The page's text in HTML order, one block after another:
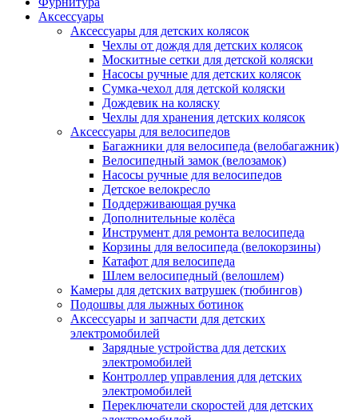
Аксессуары
Аксессуары для детских колясок
Чехлы от дождя для детских колясок
Москитные сетки для детской коляски
Насосы ручные для детских колясок
Сумка-чехол для детской коляски
Дождевик на коляску
Чехлы для хранения детских колясок
Аксессуары для велосипедов
Багажники для велосипеда (велобагажник)
Велосипедный замок (велозамок)
Насосы ручные для велосипедов
Детское велокресло
Поддерживающая ручка
Дополнительные колёса
Инструмент для ремонта велосипеда
Корзины для велосипеда (велокорзины)
Катафот для велосипеда
Шлем велосипедный (велошлем)
Камеры для детских ватрушек (тюбингов)
Подошвы для лыжных ботинок
Аксессуары и запчасти для детских
электромобилей
Зарядные устройства для детских
электромобилей
Контроллер управления для детских
электромобилей
Переключатели скоростей для детских